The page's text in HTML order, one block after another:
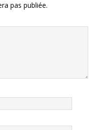
pas publiée.